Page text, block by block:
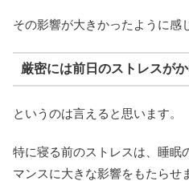
その影響が大きかったように感
厳密には前日のストレスが
というのは言えると思います。
特に寝る前のストレスは、睡眠
マンスに大きな影響をもたらせ